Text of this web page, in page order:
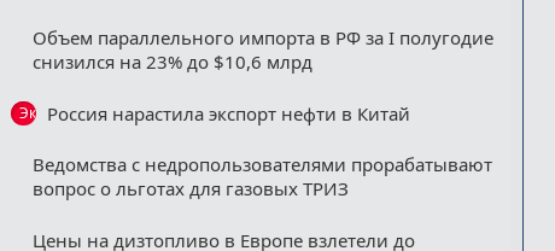
Объем параллельного импорта в РФ за I полугодие
снизился на 23% до $10,6 млрд
Эксклюзив
Россия нарастила экспорт нефти в Китай
Ведомства с недропользователями прорабатывают
вопрос о льготах для газовых ТРИЗ
Цены на дизтопливо в Европе взлетели до